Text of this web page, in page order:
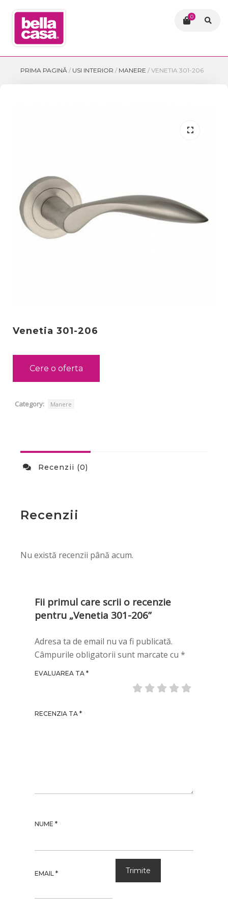
0
PRIMA PAGINĂ / USI INTERIOR / MANERE / VENETIA 301-206
Venetia 301-206
Cere o oferta
Category: Manere
Recenzii (0)
Recenzii
Nu există recenzii până acum.
Fii primul care scrii o recenzie
pentru „Venetia 301-206”
Adresa ta de email nu va fi publicată.
Câmpurile obligatorii sunt marcate cu *
EVALUAREA TA *
RECENZIA TA *
NUME *
EMAIL *